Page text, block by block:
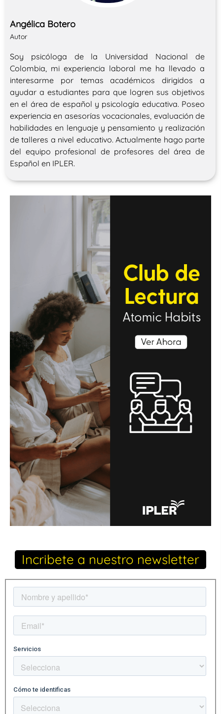
Angélica Botero
Autor
Soy psicóloga de la Universidad Nacional de
Colombia, mi experiencia laboral me ha llevado a
interesarme por temas académicos dirigidos a
ayudar a estudiantes para que logren sus objetivos
en el área de español y psicología educativa. Poseo
experiencia en asesorías vocacionales, evaluación de
habilidades en lenguaje y pensamiento y realización
de talleres a nivel educativo. Actualmente hago parte
del equipo profesional de profesores del área de
Español en IPLER.
Incribete a nuestro newsletter